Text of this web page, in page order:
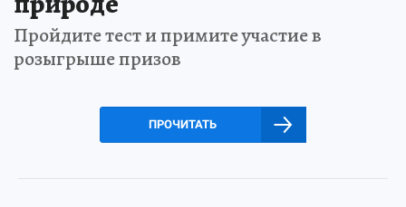
Пройдите тест и примите участие в
розыгрыше призов
ПРОЧИТАТЬ